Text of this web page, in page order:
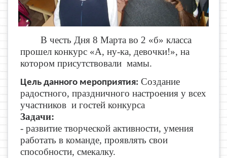
В честь Дня 8 Марта во 2 «б» класса
прошел конкурс «А, ну-ка, девочки!», на
котором присутствовали мамы.
Цель данного мероприятия: Создание
радостного, праздничного настроения у всех
участников и гостей конкурса
Задачи:
- развитие творческой активности, умения
работать в команде, проявлять свои
способности, смекалку.